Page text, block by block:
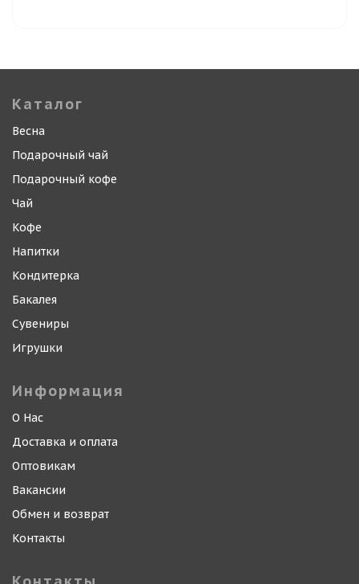
Каталог
Весна
Подарочный чай
Подарочный кофе
Чай
Кофе
Напитки
Кондитерка
Бакалея
Сувениры
Игрушки
Информация
О Нас
Доставка и оплата
Оптовикам
Вакансии
Обмен и возврат
Контакты